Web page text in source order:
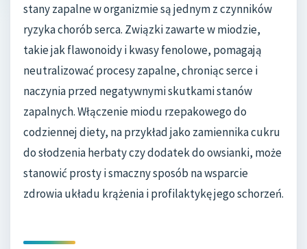
stany zapalne w organizmie są jednym z czynników
ryzyka chorób serca. Związki zawarte w miodzie,
takie jak flawonoidy i kwasy fenolowe, pomagają
neutralizować procesy zapalne, chroniąc serce i
naczynia przed negatywnymi skutkami stanów
zapalnych. Włączenie miodu rzepakowego do
codziennej diety, na przykład jako zamiennika cukru
do słodzenia herbaty czy dodatek do owsianki, może
stanowić prosty i smaczny sposób na wsparcie
zdrowia układu krążenia i profilaktykę jego schorzeń.